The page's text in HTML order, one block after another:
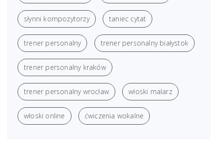
słynni kompozytorzy taniec cytat
trener personalny trener personalny białystok
trener personalny kraków
trener personalny wrocław włoski malarz
włoski online ćwiczenia wokalne